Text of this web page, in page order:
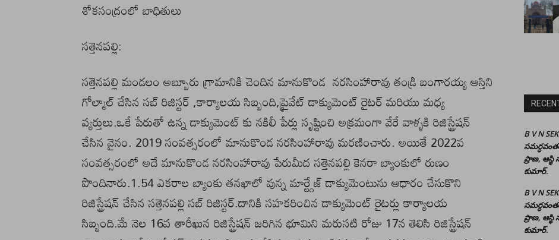
శోకసంద్రంలో బాధితులు
సత్తెనపల్లి:
సత్తెనపల్లి మండలం అబ్బూరు గ్రామానికి చెందిన మానుకొండ నరసింహారావు తండ్రి బంగారయ్య ఆస్తిని
గోల్మాల్ చేసిన సబ్ రిజిస్టర్ ,కార్యాలయ సిబ్బంది,ప్రైవేట్ డాక్యుమెంట్ రైటర్ మరియు మధ్య
వ్యర్తులు.ఒకే పేరుతో ఉన్న డాక్యుమెంట్ కు నకిలీ పేర్లు సృష్టించి అక్రమంగా వేరే వాళ్ళకి రిజిస్ట్రేషన్
చేసిన వైనం. 2019 సంవత్సరంలో మానుకొండ నరసింహారావు మరణించారు. అయితే 2022వ
సంవత్సరంలో అదే మానుకొండ నరసింహారావు పేరుమీద సత్తెనపల్లి కెనరా బ్యాంకులో రుణం
పొందినారు.1.54 ఎకరాల బ్యాంకు తనఖాలో వున్న మార్ట్గేజ్ డాక్యుమెంటును ఆధారం చేసుకొని
రిజిస్ట్రేషన్ చేసిన సత్తెనపల్లి సబ్ రిజిస్టర్.దానికి సహకరించిన డాక్యుమెంట్ రైటర్లు కార్యాలయ
సిబ్బంది.మే నెల 16వ తారీఖున రిజిస్ట్రేషన్ జరిగిన భూమిని మరుసటి రోజు 17న తెలిసి రిజిస్ట్రేషన్
B V N
ప్రాణ, ఆస్థి
కుమార్.
B V N
ప్రాణ, ఆస్థి
కుమార్.